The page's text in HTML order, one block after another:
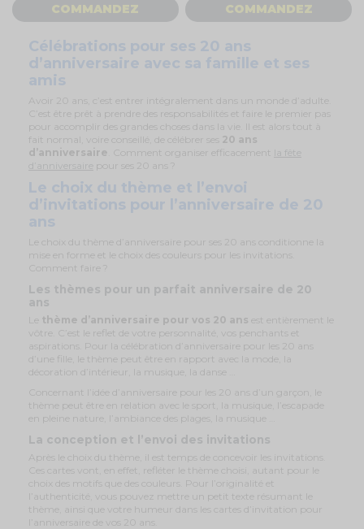
COMMANDEZ COMMANDEZ
Célébrations pour ses 20 ans
d’anniversaire avec sa famille et ses
amis
Avoir 20 ans, c’est entrer intégralement dans un monde d’adulte.
C’est être prêt à prendre des responsabilités et faire le premier pas
pour accomplir des grandes choses dans la vie. Il est alors tout à
fait normal, voire conseillé, de célébrer ses 20 ans
d’anniversaire . Comment organiser efficacement
la fête
d’anniversaire pour ses 20 ans ?
Le choix du thème et l’envoi
d’invitations pour l’anniversaire de 20
ans
Le choix du thème d’anniversaire pour ses 20 ans conditionne la
mise en forme et le choix des couleurs pour les invitations.
Comment faire ?
Les thèmes pour un parfait anniversaire de 20
ans
Le thème d’anniversaire pour vos 20 ans est entièrement le
vôtre. C’est le reflet de votre personnalité, vos penchants et
aspirations. Pour la célébration d’anniversaire pour les 20 ans
d’une fille, le thème peut être en rapport avec la mode, la
décoration d’intérieur, la musique, la danse …
Concernant l’idée d’anniversaire pour les 20 ans d’un garçon, le
thème peut être en relation avec le sport, la musique, l’escapade
en pleine nature, l’ambiance des plages, la musique …
La conception et l’envoi des invitations
Après le choix du thème, il est temps de concevoir les invitations.
Ces cartes vont, en effet, refléter le thème choisi, autant pour le
choix des motifs que des couleurs. Pour l’originalité et
l’authenticité, vous pouvez mettre un petit texte résumant le
thème, ainsi que votre humeur dans les cartes d’invitation pour
l’anniversaire de vos 20 ans.